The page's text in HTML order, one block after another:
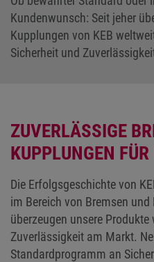
Kundenwunsch: Seit jeher
Kupplungen von KEB
Sicherheit und
ZUVERLÄSSIGE
KUPPLUNGEN
Die Erfolgsgeschichte von
im Bereich von Bremsen
überzeugen unsere
Zuverlässigkeit am Markt.
Standardprogramm an